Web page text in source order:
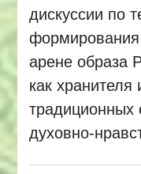
дискуссии по
арене образа
как хранителя
традиционных
духовно-